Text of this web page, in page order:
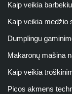
Kaip veikia
Kaip veikia medžio
Dumplingu
Makaronų mašina
Kaip veikia
Picos akmens